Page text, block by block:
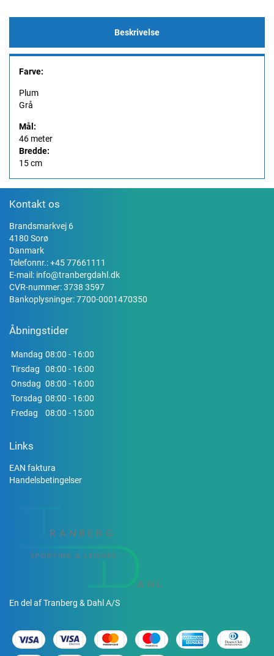
Beskrivelse
Farve:
Plum
Grå
Mål:
46 meter
Bredde:
15 cm
Kontakt os
Brandsmarkvej 6
4180 Sorø
Danmark
Telefonnr.:+45 77661111
E-mail: info@tranbergdahl.dk
CVR-nummer: 3738 3597
Bankoplysninger: 7700-0001470350
Åbningstider
Mandag 08:00 - 16:00
Tirsdag
08:00 - 16:00
Onsdag 08:00 - 16:00
Torsdag 08:00 - 16:00
Fredag
08:00 - 15:00
Links
EAN faktura
Handelsbetingelser
En del af Tranberg & Dahl A/S